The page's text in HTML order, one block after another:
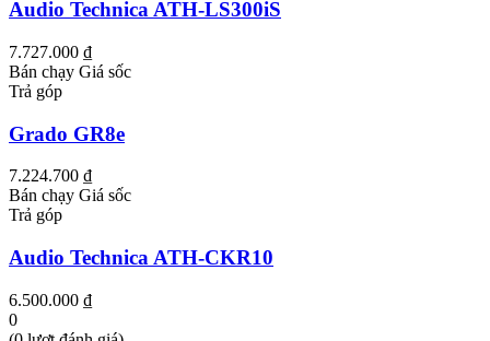
Audio Technica ATH-LS300iS
7.727.000 ₫
Bán chạy Giá sốc
Trả góp
Grado GR8e
7.224.700 ₫
Bán chạy Giá sốc
Trả góp
Audio Technica ATH-CKR10
6.500.000 ₫
0